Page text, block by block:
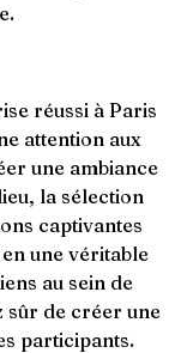
réussi à Paris
attention aux
une ambiance
la sélection
captivantes
une véritable
au sein de
sûr de créer une
participants.